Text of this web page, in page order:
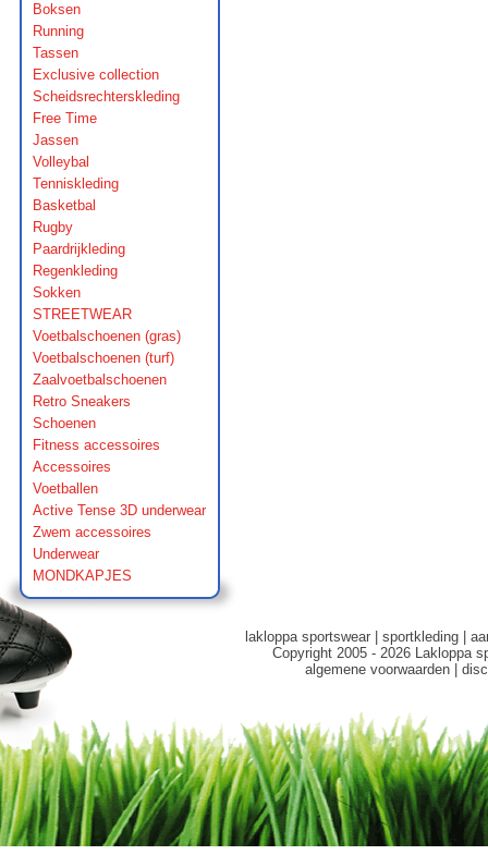
Boksen
Running
Tassen
Exclusive collection
Scheidsrechterskleding
Free Time
Jassen
Volleybal
Tenniskleding
Basketbal
Rugby
Paardrijkleding
Regenkleding
Sokken
STREETWEAR
Voetbalschoenen (gras)
Voetbalschoenen (turf)
Zaalvoetbalschoenen
Retro Sneakers
Schoenen
Fitness accessoires
Accessoires
Voetballen
Active Tense 3D underwear
Zwem accessoires
Underwear
MONDKAPJES
lakloppa sportswear| sportkleding|
Copyright 2005 - 2026 Lakloppa
algemene voorwaarden